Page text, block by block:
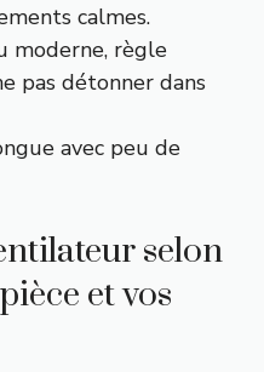
calmes.
moderne, règle
pas détonner dans
avec peu de
selon
et vos